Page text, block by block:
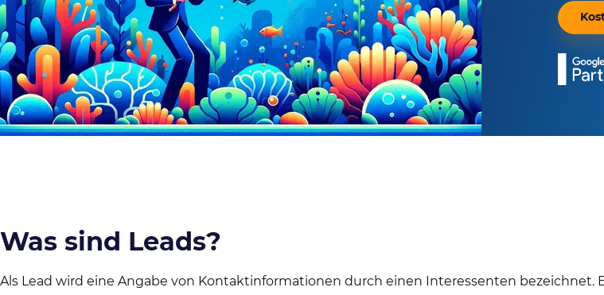
Was sind Leads?
Als Lead wird eine Angabe von Kontaktinformationen durch einen Interessenten bezeichnet.